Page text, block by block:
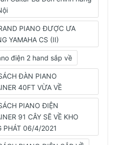
PIANO ĐƯỢC ƯA
YAMAHA CS (II)
điện 2 hand sắp về
ĐÀN PIANO
40FT VỪA VỀ
PIANO ĐIỆN
91 CÂY SẼ VỀ KHO
PHÁT 06/4/2021